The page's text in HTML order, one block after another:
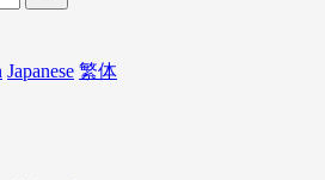
Japanese 繁体